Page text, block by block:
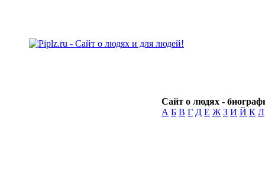
Сайт о людях -
А Б В Г Д Е Ж З И Й К Л